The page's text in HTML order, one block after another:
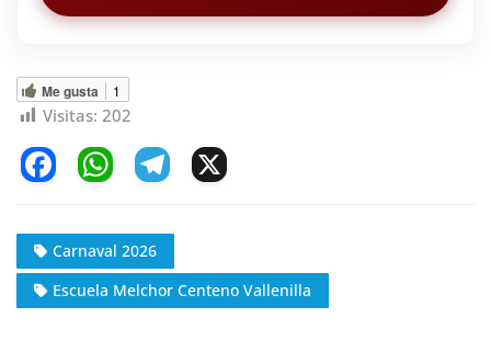
Me gusta 1
Visitas: 202
c
e
b
W
at
s
A
e
gr
a
Carnaval 2026
Escuela Melchor Centeno Vallenilla